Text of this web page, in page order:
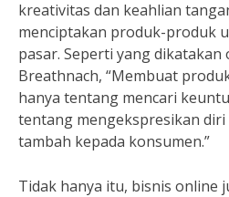
kreativitas dan keahlian
menciptakan produk-produk
pasar. Seperti yang dikatakan
Breathnach, “Membuat
hanya tentang mencari
tentang mengekspresikan
tambah kepada konsumen.”
Tidak hanya itu, bisnis online